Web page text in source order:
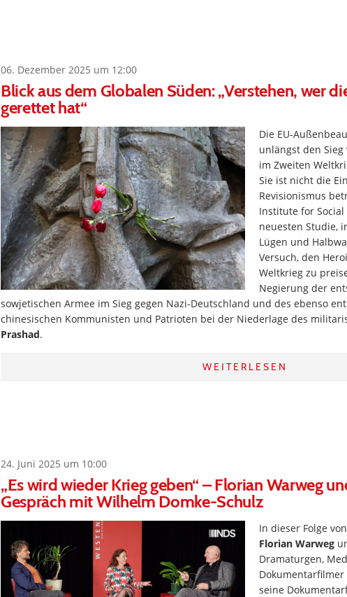
06. Dezember 2025 um 12:00
Blick aus dem Globalen Süden: „Verstehen, wer
gerettet hat“
Die EU-
unlängst den
im Zweiten
Sie ist nicht die
Revisionismus
Institute for
neuesten Studie,
Lügen und
Versuch, den
Weltkrieg zu
Negierung der
sowjetischen Armee im Sieg gegen Nazi-Deutschland und des ebenso
chinesischen Kommunisten und Patrioten bei der Niederlage des
Prashad.
WEITERLESEN
24. Juni 2025 um 10:00
„Es wird wieder Krieg geben“ – Florian Warweg
Gespräch mit Wilhelm Domke-Schulz
In dieser Folge
Florian Warweg
Dramaturgen,
Dokumentarfilmer
seine